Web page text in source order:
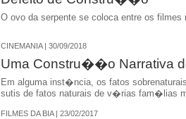
O ovo da serpente se coloca entre os
CINEMANIA | 30/09/2018
Uma Constru��o Narrativa
Em alguma inst�ncia, os fatos
sutis de fatos naturais de v�rias fam�lias
FILMES DA BIA | 23/02/2017